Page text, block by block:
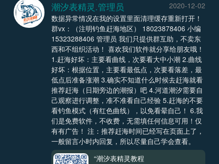
潮汐表精灵.管理员
2020-12-02
数据异常情况在我的设置里面清理缓存重新打开！
群vx：（注明钓鱼赶海地区） 18023878406 小编
15323288406 管理员 我们只提供群互助，不卖东
西和不组织活动！ 喜欢我们软件就分享给朋友哦！
1.赶海好坏：主要看曲线，次要看大中小潮 2.曲线
好坏：根据位置，主要看最低点，次要看落差，最
低点后准备涨潮 3.确实不知道什么时候去赶海就看
推荐赶海（日期旁边的潮报）吧 4.河道潮汐需要自
己观察进行调整，准不准看自己经验 5.赶海的不要
看钓鱼模式（有红色曲线），以免看晕自己！ 6.我
们是免费软件，不收费，无需填任何信息可用！仅
有有广告！ 注：推荐赶海时间已经写在页面上了，
一般留言小时内回复，所以尽量自己学会查看。
“潮汐表精灵教程